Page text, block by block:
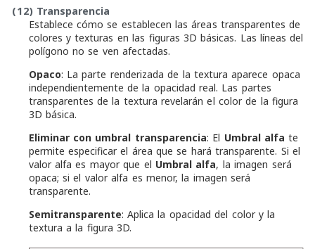
(12) Transparencia
Establece cómo se establecen las áreas transparentes de
colores y texturas en las figuras 3D básicas. Las líneas del
polígono no se ven afectadas.
Opaco: La parte renderizada de la textura aparece opaca
independientemente de la opacidad real. Las partes
transparentes de la textura revelarán el color de la figura
3D básica.
Eliminar con umbral transparencia: El Umbral alfa te
permite especificar el área que se hará transparente. Si el
valor alfa es mayor que el Umbral alfa, la imagen será
opaca; si el valor alfa es menor, la imagen será
transparente.
Semitransparente: Aplica la opacidad del color y la
textura a la figura 3D.